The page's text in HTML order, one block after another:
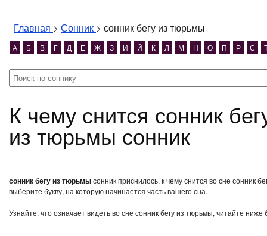
Главная > Сонник > сонник бегу из тюрьмы
А Б В Г Д Е Ж З И Й К Л М Н О П Р С
К чему снится сонник бегу из тюрьмы? сонник бегу
из тюрьмы сонник
сонник бегу из тюрьмысонник приснилось, к чему снится во сне сонник
выберите букву, на которую начинается часть вашего сна.
Узнайте, что означает видеть во сне сонник бегу из тюрьмы, читайте